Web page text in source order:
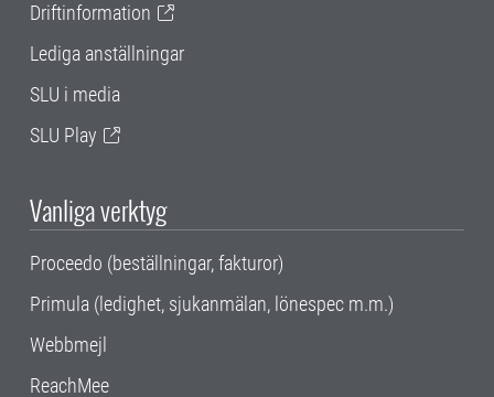
Driftinformation
Lediga anställningar
SLU i media
SLU Play
Vanliga verktyg
Proceedo (beställningar, fakturor)
Primula (ledighet, sjukanmälan, lönespec m.m.)
Webbmejl
ReachMee